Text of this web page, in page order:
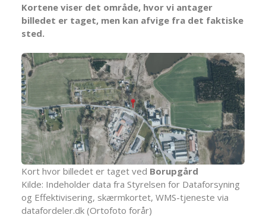
Kortene viser det område, hvor vi antager
billedet er taget, men kan afvige fra det faktiske
sted.
Kort hvor billedet er taget ved Borupgård
Kilde: Indeholder data fra Styrelsen for Dataforsyning
og Effektivisering, skærmkortet, WMS-tjeneste via
datafordeler.dk (Ortofoto forår)